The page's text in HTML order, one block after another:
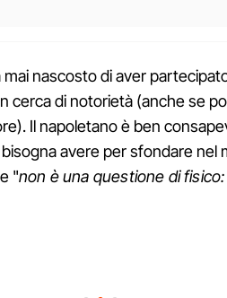
mai nascosto di aver
cerca di notorietà (anche se
Il napoletano è ben
avere per sfondare nel
"non è una questione di